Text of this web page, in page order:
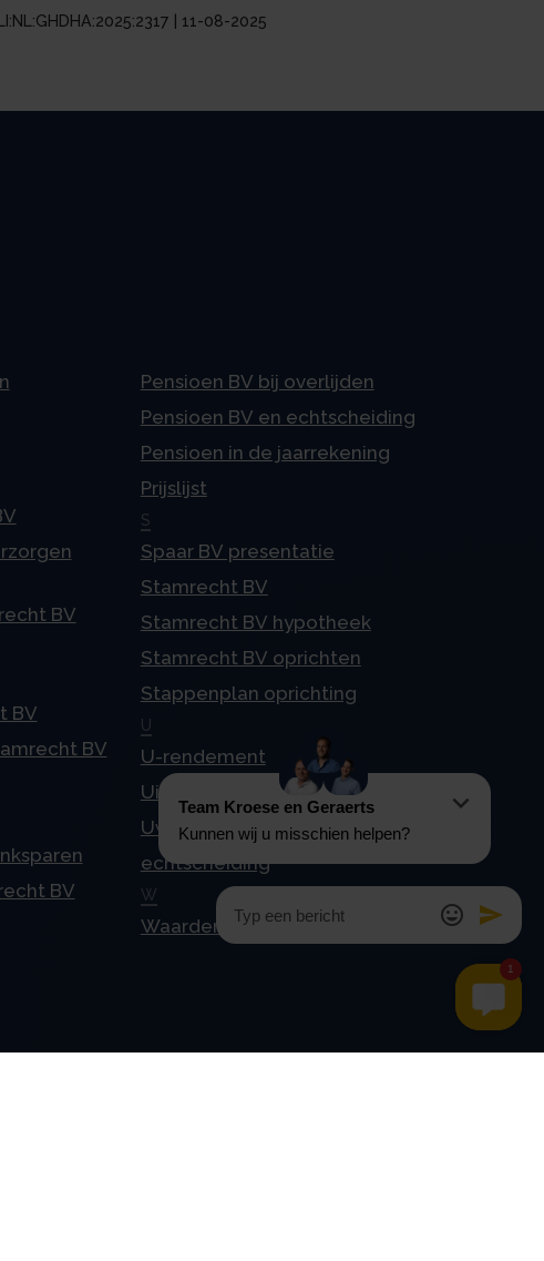
| 11-08-2025
BV
BV
BV
BV
Pensioen BV bij overlijden
Pensioen BV en echtscheiding
Pensioen in de jaarrekening
Prijslijst
S
Spaar BV presentatie
Stamrecht BV
Stamrecht BV hypotheek
Stamrecht BV oprichten
Stappenplan oprichting
U
U-rendement
Uitkeren van dividend
Uw Stamrecht BV en
echtscheiding
W
Waardering tegen 4%